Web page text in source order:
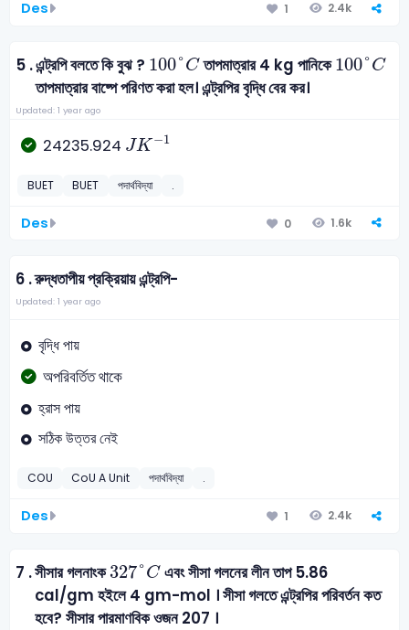
Des 1 2.4k
5 .এন্ট্রপি বলতে কি বুঝ ? 100°C
100°Cতাপমাত্রার 4 kg পানিকে100°C
100°C
তাপমাত্রার বাষ্পে পরিণত করা হল। এন্ট্রপির বৃদ্ধি বের কর।
Updated: 1 year ago
24235.924 J K−1
JK-1
BUET BUET পদার্থবিদ্যা .
Des 0 1.6k
6 .রুদ্ধতাপীয় প্রক্রিয়ায় এন্ট্রপি-
Updated: 1 year ago
বৃদ্ধি পায়
অপরিবর্তিত থাকে
হ্রাস পায়
সঠিক উত্তর নেই
COU CoU A Unit পদার্থবিদ্যা .
Des 1 2.4k
7 .সীসার গলনাংক327°C
327°Cএবং সীসা গলনের লীন তাপ 5.86
cal/gm হইলে 4 gm-mol । সীসা গলতে এন্ট্রপির পরিবর্তন কত
হবে? সীসার পারমাণবিক ওজন 207 ।